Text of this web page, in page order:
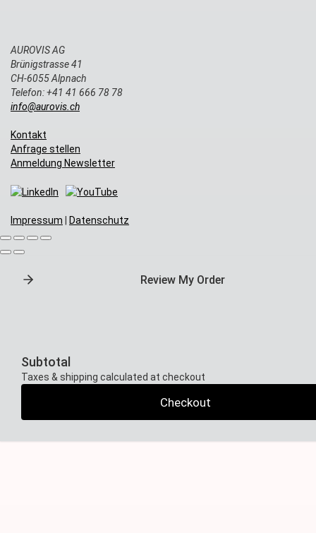
AUROVIS AG
Brünigstrasse 41
CH-6055 Alpnach
Telefon: +41 41 666 78 78
info@aurovis.ch
Kontakt
Anfrage stellen
Anmeldung Newsletter
Impressum Datenschutz
Review My Order
Subtotal
Taxes & shipping calculated at checkout
Checkout